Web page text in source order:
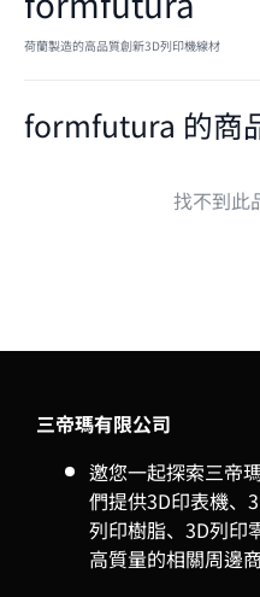
荷蘭製造的高品質創新3D列印機線材
formfutura 的商
找不到此
三帝瑪有限公司
邀您一起探索三帝
們提供3D印表機、
列印樹脂、3D列印
高質量的相關周邊商